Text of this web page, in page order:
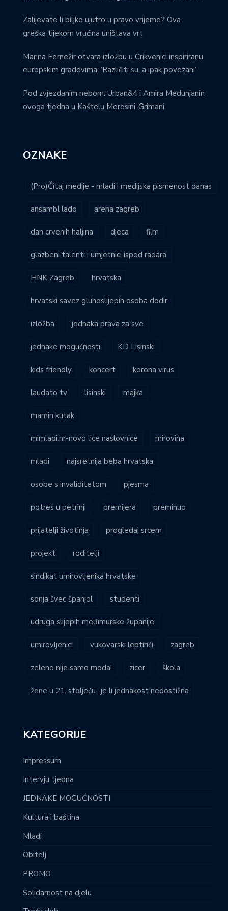
Zalijevate li biljke ujutro u pravo vrijeme? Ova
greška tijekom vrućina uništava vrt
Marina Fernežir otvara izložbu u Crikvenici inspiriranu
europskim gradovima: ‘Različiti su, a ipak povezani’
Pod zvjezdanim nebom: Urban&4 i Amira Medunjanin
ovoga tjedna u Kaštelu Morosini-Grimani
OZNAKE
(Pro)Čitaj medije - mladi i medijska pismenost danas
ansambl lado arena zagreb
dan crvenih haljina djeca film
glazbeni talenti i umjetnici ispod radara
HNK Zagreb hrvatska
hrvatski savez gluhoslijepih osoba dodir
izložba jednaka prava za sve
jednake mogućnosti KD Lisinski
kids friendly koncert korona virus
laudato tv lisinski majka
mamin kutak
mimladi.hr-novo lice naslovnice mirovina
mladi najsretnija beba hrvatska
osobe s invaliditetom pjesma
potres u petrinji premijera preminuo
prijatelji životinja progledaj srcem
projekt roditelji
sindikat umirovljenika hrvatske
sonja švec španjol studenti
udruga slijepih međimurske županije
umirovljenici vukovarski leptirići zagreb
zeleno nije samo moda! zicer škola
žene u 21. stoljeću- je li jednakost nedostižna
KATEGORIJE
Impressum
Intervju tjedna
JEDNAKE MOGUĆNOSTI
Kultura i baština
Mladi
Obitelj
PROMO
Solidarnost na djelu